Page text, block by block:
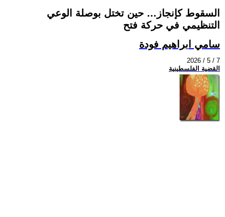
السقوط كإنجاز… حين تختل بوصلة الوعي
التنظيمي في حركة فتح
سامي ابراهيم فودة
2026 / 5 / 7
القضية الفلسطينية